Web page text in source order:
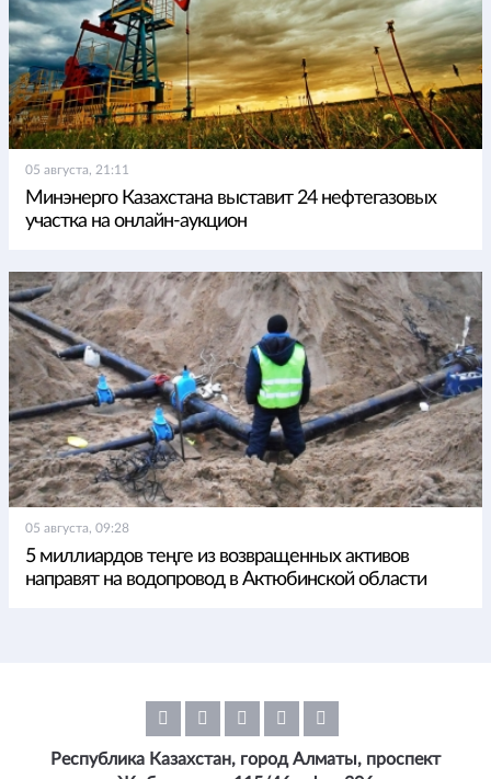
05 августа, 21:11
Минэнерго Казахстана выставит 24 нефтегазовых
участка на онлайн-аукцион
05 августа, 09:28
5 миллиардов теңге из возвращенных активов
направят на водопровод в Актюбинской области
Республика Казахстан, город Алматы, проспект